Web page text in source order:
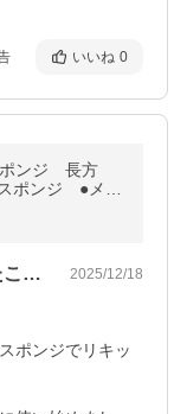
いいね 0
ンジ 長方
日本舞踊
冬はそのまま、夏は濡らして絞ったこのス… 2025/12/18
ポンジでリキッ